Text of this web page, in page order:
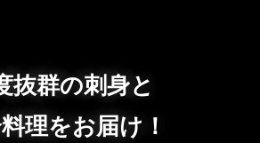
抜群の刺身と
理をお届け！